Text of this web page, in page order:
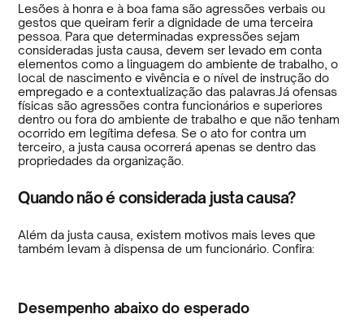
Lesões à honra e à boa fama são agressões verbais ou
gestos que queiram ferir a dignidade de uma terceira
pessoa. Para que determinadas expressões sejam
consideradas justa causa, devem ser levado em conta
elementos como a linguagem do ambiente de trabalho, o
local de nascimento e vivência e o nível de instrução do
empregado e a contextualização das palavras.Já ofensas
físicas são agressões contra funcionários e superiores
dentro ou fora do ambiente de trabalho e que não tenham
ocorrido em legítima defesa. Se o ato for contra um
terceiro, a justa causa ocorrerá apenas se dentro das
propriedades da organização.
Quando não é considerada justa causa?
Além da justa causa, existem motivos mais leves que
também levam à dispensa de um funcionário. Confira:
Desempenho abaixo do esperado